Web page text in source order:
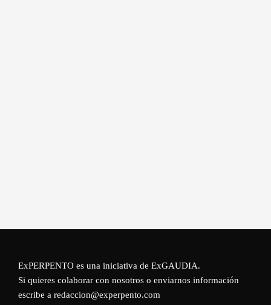
ExPERPENTO es una iniciativa de ExGAUDIA.
Si quieres colaborar con nosotros o enviarnos información
escribe a redaccion@experpento.com